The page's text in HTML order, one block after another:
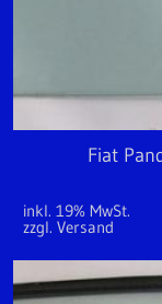
Fiat
inkl. 19% MwSt.
zzgl. Versand